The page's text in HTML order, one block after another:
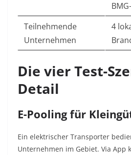
Teilnehmende
Unternehmen
4
Die vier Test-
Detail
E-Pooling für
Ein elektrischer Transporter
Unternehmen im Gebiet. Via App